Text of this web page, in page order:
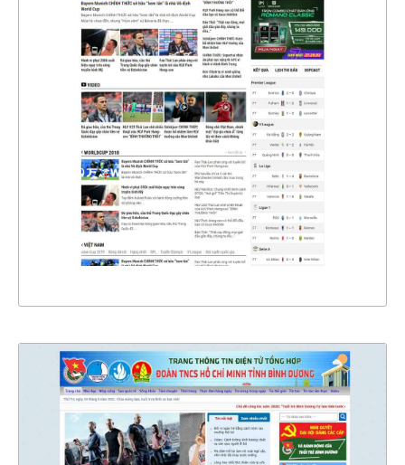
4340
CHI TIẾT
XEM THỰC TẾ